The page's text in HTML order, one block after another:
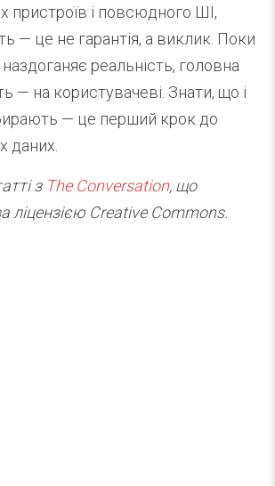
пристроїв і повсюдного ШІ,
— це не гарантія, а виклик. Поки
реальність, головна
— на користувачеві. Знати, що і
— це перший крок до
даних.
з The Conversation, що
ліцензією Creative Commons.